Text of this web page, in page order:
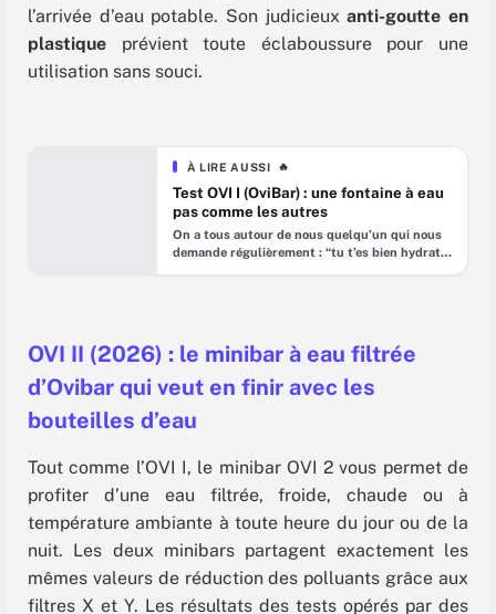
l’arrivée d’eau potable. Son judicieuxanti-goutte en
plastique prévient toute éclaboussure pour une
utilisation sans souci.
À LIRE AUSSI 🔥
Test OVI I (OviBar) : une fontaine à eau
pas comme les autres
On a tous autour de nous quelqu’un qui nous
demande régulièrement : “tu t’es bien hydraté
par
OVI II (2026) : le minibar à eau filtrée
d’Ovibar qui veut en finir avec les
bouteilles d’eau
Tout comme l’OVI I, le minibar OVI 2 vous permet de
profiter d’une eau filtrée, froide, chaude ou à
température ambiante à toute heure du jour ou de la
nuit. Les deux minibars partagent exactement les
mêmes valeurs de réduction des polluants grâce aux
filtres X et Y. Les résultats des tests opérés par des